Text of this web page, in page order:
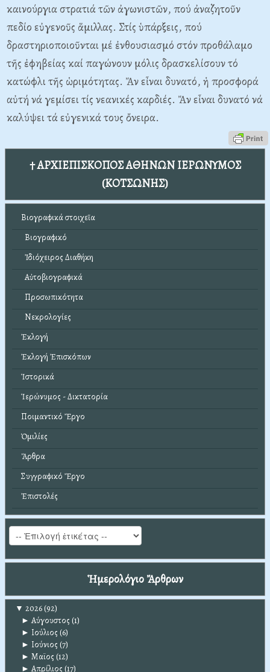
καινούργια στρατιά τῶν ἀγωνιστῶν, πού ἀναζητοῦν
πεδίο εὐγενοῦς ἅμιλλας. Στίς ὑπάρξεις, πού
δραστηριοποιοῦνται μέ ἐνθουσιασμό στόν προθάλαμο
τῆς ἐφηβείας καί παγώνουν μόλις δρασκελίσουν τό
κατώφλι τῆς ὡριμότητας. Ἄν εἶναι δυνατό, ἡ προσφορά
αὐτή νά γεμίσει τίς νεανικές καρδιές. Ἄν εἶναι δυνατό νά
καλύψει τά εὐγενικά τους ὄνειρα.
† ΑΡΧΙΕΠΙΣΚΟΠΟΣ ΑΘΗΝΩΝ ΙΕΡΩΝΥΜΟΣ
(ΚΟΤΣΩΝΗΣ)
Βιογραφικά στοιχεῖα
Βιογραφικό
Ἰδιόχειρος Διαθήκη
Αὐτοβιογραφικά
Προσωπικότητα
Νεκρολογίες
Ἐκλογή
Ἐκλογή Ἐπισκόπων
Ἱστορικά
Ἱερώνυμος - Δικτατορία
Ποιμαντικό Ἔργο
Ὁμιλίες
Ἄρθρα
Συγγραφικό Ἔργο
Ἐπιστολές
Ἡμερολόγιο Ἄρθρων
▼ 2026(92)
► Αύγουστος (1)
► Ιούλιος (6)
► Ιούνιος (7)
► Μαϊος (12)
► Απρίλιος (17)